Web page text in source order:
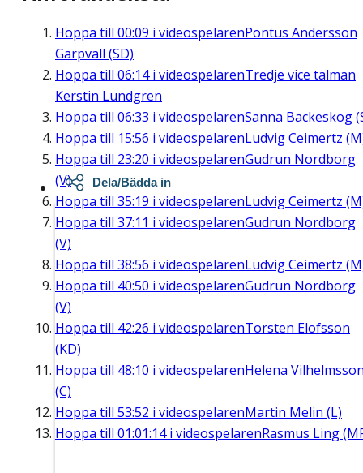
Hoppa till 00:09 i videospelarenPontus Andersson
Garpvall (SD)
Hoppa till 06:14i videospelarenTredje vice talman
Kerstin Lundgren
Hoppa till 06:33 i videospelarenSanna Backeskog
Hoppa till 15:56 i videospelarenLudvig Ceimertz
Hoppa till 23:20 i videospelarenGudrun Nordborg
(V)
Hoppa till 35:19 i videospelarenLudvig Ceimertz
Hoppa till 37:11 i videospelarenGudrun Nordborg
(V)
Hoppa till 38:56 i videospelarenLudvig Ceimertz
Hoppa till 40:50 i videospelarenGudrun Nordborg
(V)
Hoppa till 42:26 i videospelarenTorsten Elofsson
(KD)
Hoppa till 48:10 i videospelarenHelena
(C)
Hoppa till 53:52 i videospelarenMartin Melin (L)
Hoppa till 01:01:14i videospelarenRasmus Ling
Dela/Bädda in